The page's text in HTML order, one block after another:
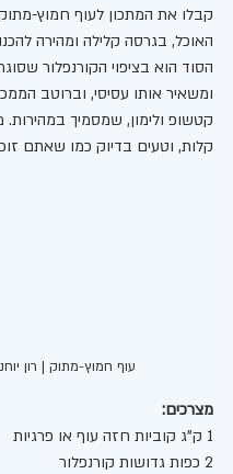
קבלו את המתכון לעוף חמוץ-
האוכל, בגרסה קלילה ומהירה
הסוד הוא בציפוי הקורנפלור
ומשאיר אותו עסיסי, וברוטב
קטשופ ולימון, שמסמיך במהירות.
קלות, וטעים בדיוק כמו שאתם
עוף חמוץ-מתוק | רון
מצרכים:
1 ק"ג קוביות חזה עוף או פרגיות
2 כפות גדושות קורנפלור